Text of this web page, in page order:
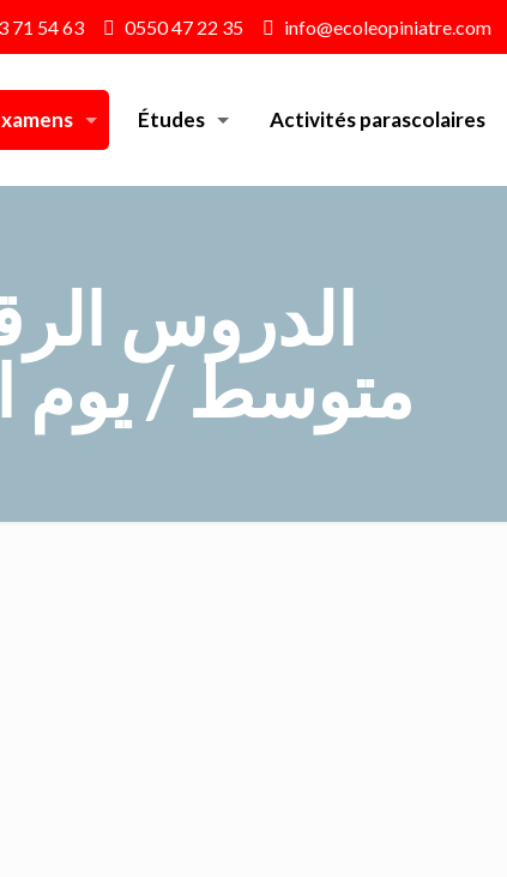
71 54 63 0550 47 22 35 info@ecoleopiniatre.com
Études Activités parascolaires
الدروس
متوسط / يوم السبت